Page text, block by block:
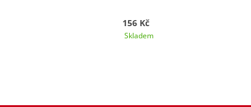
156 Kč
Skladem